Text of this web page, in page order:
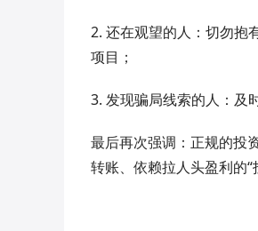
2. 还在观望的人：切勿抱
项目；
3. 发现骗局线索的人：及
最后再次强调：正规的投
转账、依赖拉人头盈利的